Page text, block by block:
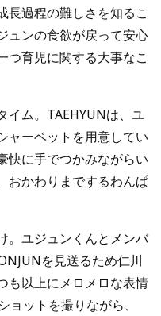
長過程の難しさを知るこ
ュンの食欲が戻って安心
つ育児に関する大事なこ
イム。TAEHYUNは、ユ
ャーベットを用意してい
快に手でつかみながらい
おかわりまでするわんぱ
。ユジュンくんとメンバ
を見送るため仁川
も以上にメロメロな表情
ョットを撮りながら、